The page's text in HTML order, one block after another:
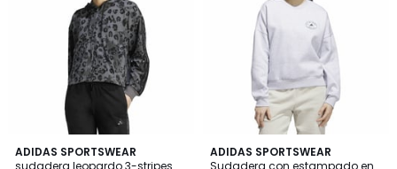
ADIDAS SPORTSWEAR
sudadera leopardo 3-stripes
4,8
/ 5
3
ADIDAS SPORTSWEAR
Sudadera con estampado en
5
/